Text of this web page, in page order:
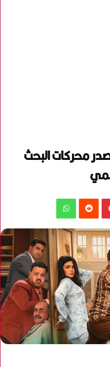
محركات البحث
بينتيريست